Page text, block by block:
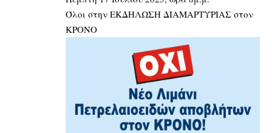
Όλοι στην ΕΚΔΗΛΩΣΗ ΔΙΑΜΑΡΤΥΡΙΑΣ στον
ΚΡΟΝΟ